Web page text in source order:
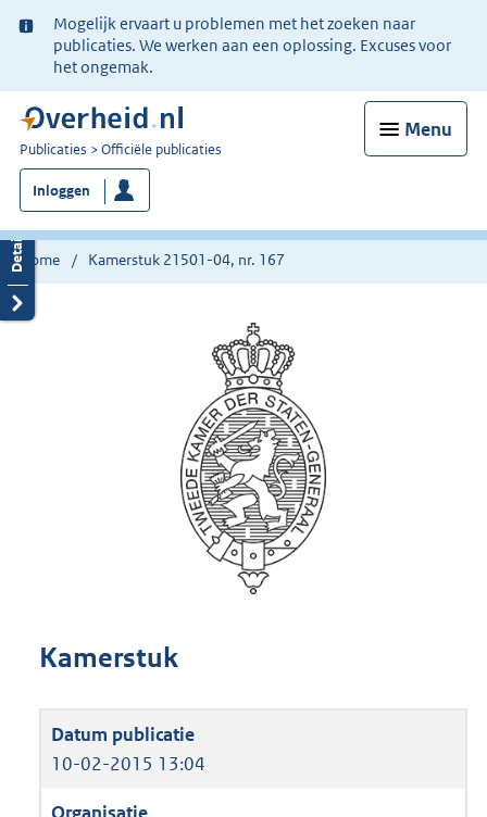
Ter
informatie:
Mogelijk ervaart u problemen met het zoeken naar
publicaties. We werken aan een oplossing. Excuses voor
het ongemak.
Menu
U
bent
nu
hier:
Publicaties Officiële publicaties
Inloggen
Home Kamerstuk 21501-04, nr. 167
Kamerstuk
10-02-2015 13:04